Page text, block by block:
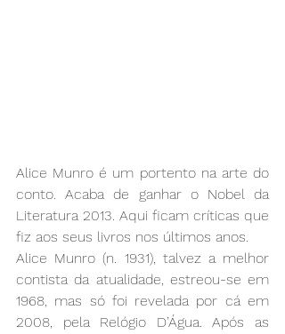
Alice Munro é um portento na arte do
conto. Acaba de ganhar o Nobel da
Literatura 2013. Aqui ficam críticas que
fiz aos seus livros nos últimos anos.
Alice Munro (n. 1931), talvez a melhor
contista da atualidade, estreou-se em
1968, mas só foi revelada por cá em
2008, pela Relógio D’Água. Após as